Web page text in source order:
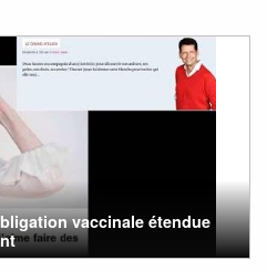
vaccinale étendue